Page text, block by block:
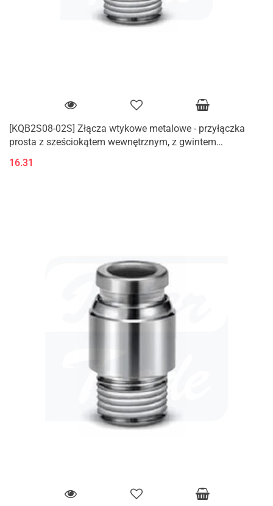
[KQB2S08-02S] Złącza wtykowe metalowe - przyłączka
prosta z sześciokątem wewnętrznym, z gwintem
16.31